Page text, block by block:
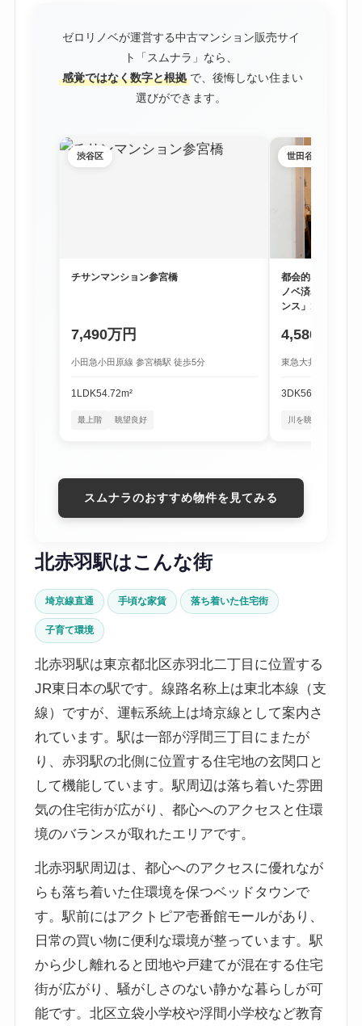
ゼロリノベが運営する中古マンション販売サイ
ト「スムナラ」なら、
感覚ではなく数字と根拠 で、後悔しない住まい
選びができます。
渋谷区
チサンマンション参宮橋
7,490万円
小田急小田原線 参宮橋駅 徒歩5分
1LDK54.72m²
最上階 眺望良好
世田谷区
都会的な利便性
ノベ済み物件「
ンス」1階
4,580万円
東急大井町線 尾山
3DK56.16m²
川を眺める暮らし
スムナラのおすすめ物件を見てみる
北赤羽駅はこんな街
埼京線直通 手頃な家賃 落ち着いた住宅街
子育て環境
北赤羽駅は東京都北区赤羽北二丁目に位置する
JR東日本の駅です。線路名称上は東北本線（支
線）ですが、運転系統上は埼京線として案内さ
れています。駅は一部が浮間三丁目にまたが
り、赤羽駅の北側に位置する住宅地の玄関口と
して機能しています。駅周辺は落ち着いた雰囲
気の住宅街が広がり、都心へのアクセスと住環
境のバランスが取れたエリアです。
北赤羽駅周辺は、都心へのアクセスに優れなが
らも落ち着いた住環境を保つベッドタウンで
す。駅前にはアクトピア壱番館モールがあり、
日常の買い物に便利な環境が整っています。駅
から少し離れると団地や戸建てが混在する住宅
街が広がり、騒がしさのない静かな暮らしが可
能です。北区立袋小学校や浮間小学校など教育